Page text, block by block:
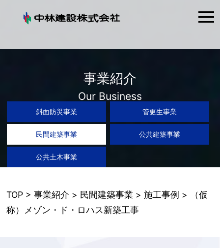
事業紹介
Our Business
斜面防災事業 管更生事業
民間建築事業 公共建築事業
公共土木事業
TOP >事業紹介 > 民間建築事業 >施工事例 > （仮
称）メゾン・ド・ロハス新築工事